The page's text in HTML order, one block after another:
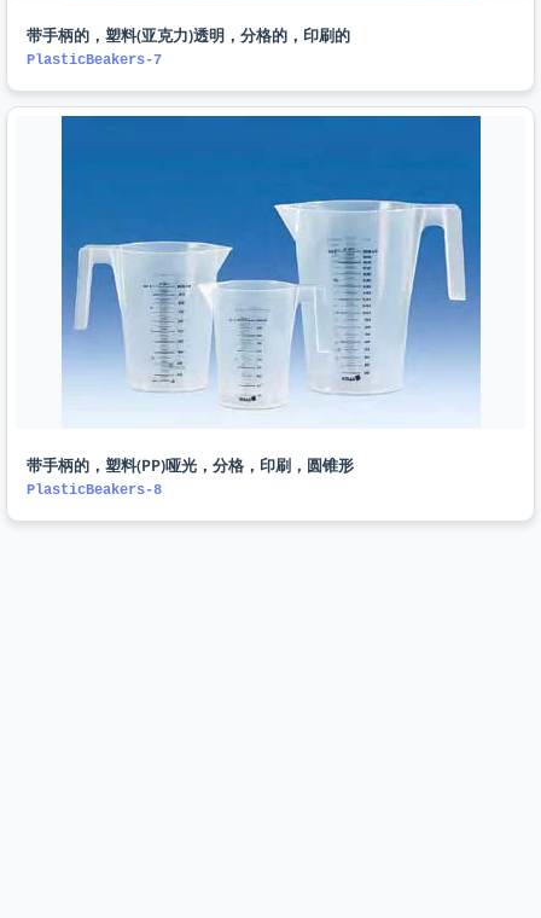
带手柄的，塑料(亚克力)透明，分格的，印刷的
PlasticBeakers-7
带手柄的，塑料(PP)哑光，分格，印刷，圆锥形
PlasticBeakers-8